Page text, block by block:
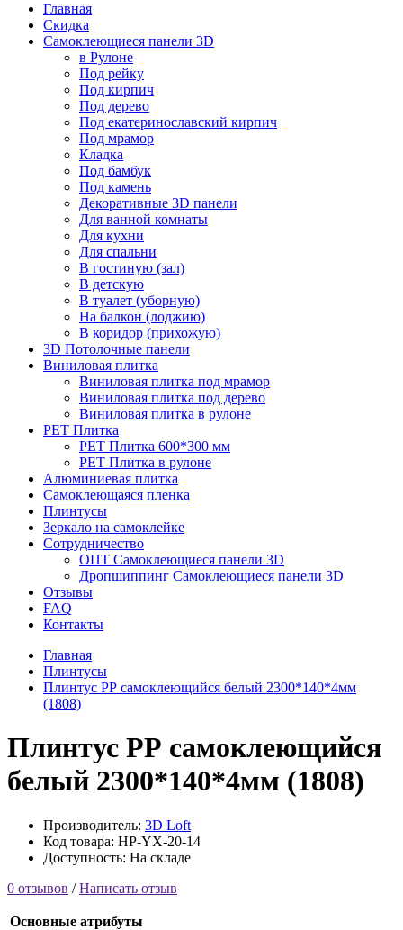
Главная
Скидка
Самоклеющиеся панели 3D
в Рулоне
Под рейку
Под кирпич
Под дерево
Под екатеринославский кирпич
Под мрамор
Кладка
Под бамбук
Под камень
Декоративные 3D панели
Для ванной комнаты
Для кухни
Для спальни
В гостиную (зал)
В детскую
В туалет (уборную)
На балкон (лоджию)
В коридор (прихожую)
3D Потолочные панели
Виниловая плитка
Виниловая плитка под мрамор
Виниловая плитка под дерево
Виниловая плитка в рулоне
PET Плитка
PET Плитка 600*300 мм
PET Плитка в рулоне
Алюминиевая плитка
Самоклеющаяся пленка
Плинтусы
Зеркало на самоклейке
Сотрудничество
ОПТ Самоклеющиеся панели 3D
Дропшиппинг Самоклеющиеся панели 3D
Отзывы
FAQ
Контакты
Главная
Плинтусы
Плинтус РР самоклеющийся белый 2300*140*4мм
(1808)
Плинтус РР самоклеющийся
белый 2300*140*4мм (1808)
Производитель: 3D Loft
Код товара: HP-YX-20-14
Доступность: На складе
0 отзывов /Написать отзыв
Основные атрибуты